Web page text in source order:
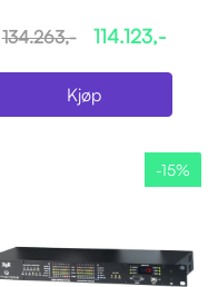
134.263,- 114.123,-
Kjøp
-15%